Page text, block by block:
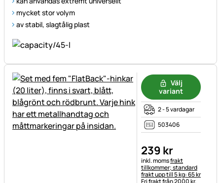
mycket stor volym
av stabil, slagtålig plast
Välj
variant
2 - 5 vardagar
503406
239 kr
Skatteinformation:
inkl. momsfrakt
tillkommer; standard
frakt upp till 5 kg: 65 kr